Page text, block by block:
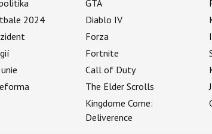
2024
GTA
Diablo IV
Forza
Fortnite
Call of Duty
The Elder Scrolls
Kingdome Come:
Deliverence